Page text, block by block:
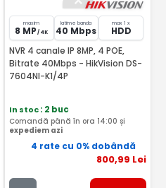
maxim
8 MP / 4K
latime banda
40 Mbps
max 1 x
HDD
NVR 4 canale IP 8MP, 4 POE,
Bitrate 40Mbps - HikVision DS-
7604NI-K1/4P
In stoc: 2 buc
Comandă până în ora 14:00 și
expediem azi
4 rate cu 0% dobândă
800,99 Lei